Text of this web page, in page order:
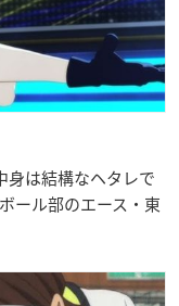
身は結構なヘタレで
ール部のエース ・東